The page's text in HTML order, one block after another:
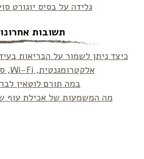
גלידה על בסיס יוגורט
תשובות
כיצד ניתן לשמור על הבריאות
אלקטרומגנטית, Wi-Fi, סלולר ועוד
במה תורם לוטאין
מה המשמעות של אכילת עוף